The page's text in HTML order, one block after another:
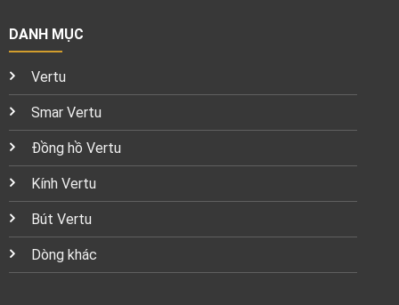
DANH MỤC
Vertu
Smar Vertu
Đồng hồ Vertu
Kính Vertu
Bút Vertu
Dòng khác